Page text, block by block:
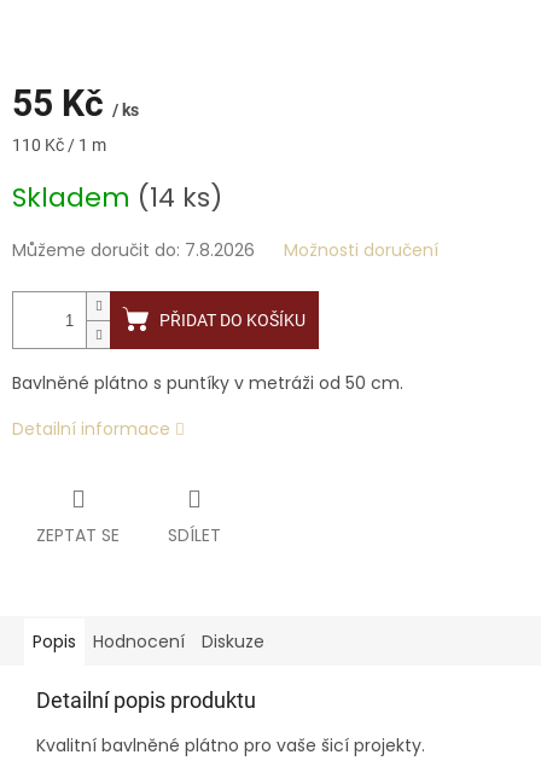
55 Kč / ks
Měrná
110 Kč / 1 m
Skladem (14 ks)
Můžeme doručit do: 7.8.2026 Možnosti doručení
PŘIDAT DO KOŠÍKU
Bavlněné plátno s puntíky v metráži od 50 cm.
Detailní informace
ZEPTAT SE SDÍLET
Popis Hodnocení Diskuze
Detailní popis produktu
Kvalitní bavlněné plátno pro vaše šicí projekty.